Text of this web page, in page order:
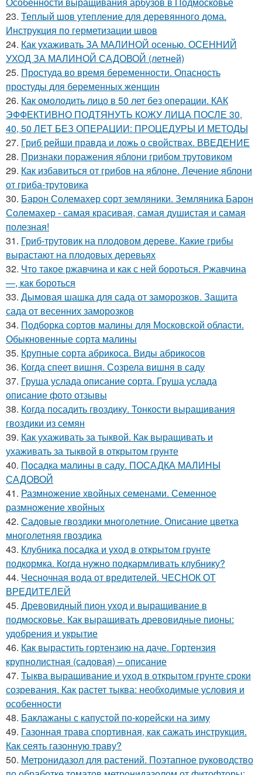
23. Теплый шов утепление для деревянного дома.
Инструкция по герметизации швов
24. Как ухаживать ЗА МАЛИНОЙ осенью. ОСЕННИЙ
УХОД ЗА МАЛИНОЙ САДОВОЙ (летней)
25. Простуда во время беременности. Опасность
простуды для беременных женщин
26. Как омолодить лицо в 50 лет без операции. КАК
ЭФФЕКТИВНО ПОДТЯНУТЬ КОЖУ ЛИЦА ПОСЛЕ 30,
40, 50 ЛЕТ БЕЗ ОПЕРАЦИИ: ПРОЦЕДУРЫ И МЕТОДЫ
27. Гриб рейши правда и ложь о свойствах. ВВЕДЕНИЕ
28. Признаки поражения яблони грибом трутовиком
29. Как избавиться от грибов на яблоне. Лечение яблони
от гриба-трутовика
30. Барон Солемахер сорт земляники. Земляника Барон
Солемахер - самая красивая, самая душистая и самая
полезная!
31. Гриб-трутовик на плодовом дереве. Какие грибы
вырастают на плодовых деревьях
32. Что такое ржавчина и как с ней бороться. Ржавчина
—, как бороться
33. Дымовая шашка для сада от заморозков. Защита
сада от весенних заморозков
34. Подборка сортов малины для Московской области.
Обыкновенные сорта малины
35. Крупные сорта абрикоса. Виды абрикосов
36. Когда спеет вишня. Созрела вишня в саду
37. Груша услада описание сорта. Груша услада
описание фото отзывы
38. Когда посадить гвоздику. Тонкости выращивания
гвоздики из семян
39. Как ухаживать за тыквой. Как выращивать и
ухаживать за тыквой в открытом грунте
40. Посадка малины в саду. ПОСАДКА МАЛИНЫ
САДОВОЙ
41. Размножение хвойных семенами. Семенное
размножение хвойных
42. Садовые гвоздики многолетние. Описание цветка
многолетняя гвоздика
43. Клубника посадка и уход в открытом грунте
подкормка. Когда нужно подкармливать клубнику?
44. Чесночная вода от вредителей. ЧЕСНОК ОТ
ВРЕДИТЕЛЕЙ
45. Древовидный пион уход и выращивание в
подмосковье. Как выращивать древовидные пионы:
удобрения и укрытие
46. Как вырастить гортензию на даче. Гортензия
крупнолистная (садовая) – описание
47. Тыква выращивание и уход в открытом грунте сроки
созревания. Как растет тыква: необходимые условия и
особенности
48. Баклажаны с капустой по-корейски на зиму
49. Газонная трава спортивная, как сажать инструкция.
Как сеять газонную траву?
50. Метронидазол для растений. Поэтапное руководство